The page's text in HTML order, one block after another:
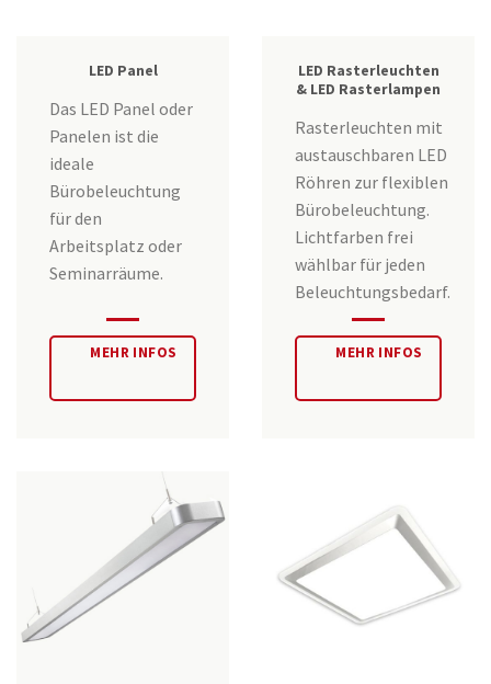
LED Panel
Das LED Panel oder
Panelen ist die
ideale
Bürobeleuchtung
für den
Arbeitsplatz oder
Seminarräume.
MEHR INFOS
LED Rasterleuchten
& LED Rasterlampen
Rasterleuchten mit
austauschbaren LED
Röhren zur flexiblen
Bürobeleuchtung.
Lichtfarben frei
wählbar für jeden
Beleuchtungsbedarf.
MEHR INFOS